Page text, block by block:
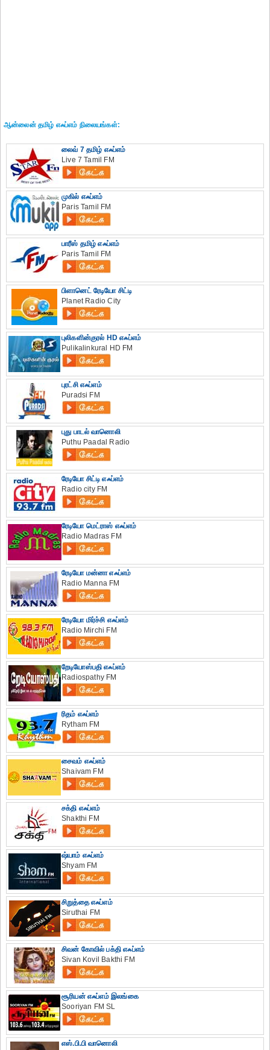
ஆன்லைன் தமிழ் எஃப்எம் நிலையங்கள்:
லைவ் 7 தமிழ் எஃப்எம்
Live 7 Tamil FM
முகில் எஃப்எம்
Paris Tamil FM
பாரீஸ் தமிழ் எஃப்எம்
Paris Tamil FM
பிளானெட் ரேடியோ சிட்டி
Planet Radio City
புலிகளின்குரல் HD எஃப்எம்
Pulikalinkural HD FM
புரட்சி எஃப்எம்
Puradsi FM
புது பாடல் வானொலி
Puthu Paadal Radio
ரேடியோ சிட்டி எஃப்எம்
Radio city FM
ரேடியோ மெட்ராஸ் எஃப்எம்
Radio Madras FM
ரேடியோ மன்னா எஃப்எம்
Radio Manna FM
ரேடியோ மிர்ச்சி எஃப்எம்
Radio Mirchi FM
றேடியோஸ்பதி எஃப்எம்
Radiospathy FM
ரிதம் எஃப்எம்
Rytham FM
சைவம் எஃப்எம்
Shaivam FM
சக்தி எஃப்எம்
Shakthi FM
ஷ்யாம் எஃப்எம்
Shyam FM
சிறுத்தை எஃப்எம்
Siruthai FM
சிவன் கோவில் பக்தி எஃப்எம்
Sivan Kovil Bakthi FM
சூரியன் எஃப்எம் இலங்கை
Sooriyan FM SL
எஸ்.பி.பி வானொலி